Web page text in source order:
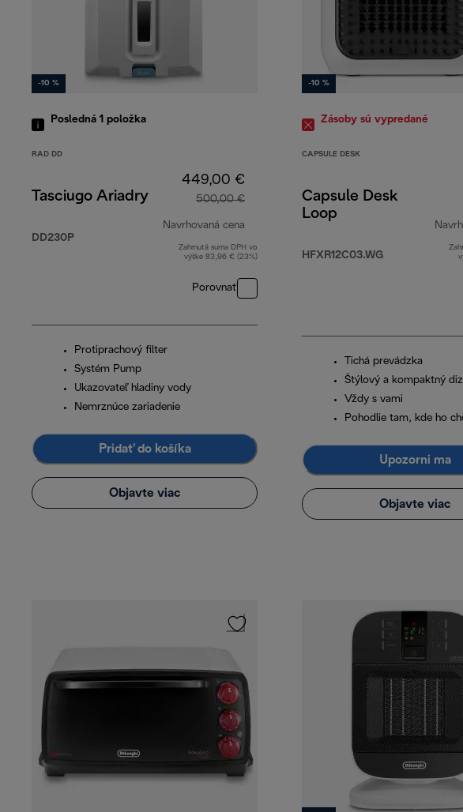
-10 %
Posledná 1 položka
RAD DD
Tasciugo Ariadry
DD230P
449,00 €
500,00 €
Navrhovaná cena
pôvodná cena 500,00 €
Zahrnutá suma DPH vo
výške 83,96 € (23%)
Porovnať
Protiprachový filter
Systém Pump
Ukazovateľ hladiny vody
Nemrznúce zariadenie
Pridať do košíka
Objavte viac
-10 %
Zásoby sú vypredané
CAPSULE DESK
Capsule Desk
Loop
HFXR12C03.WG
Tichá prevádzka
Štýlový a kompaktný
Vždy s vami
Pohodlie tam, kde ho
Upozorni ma
Objavte viac